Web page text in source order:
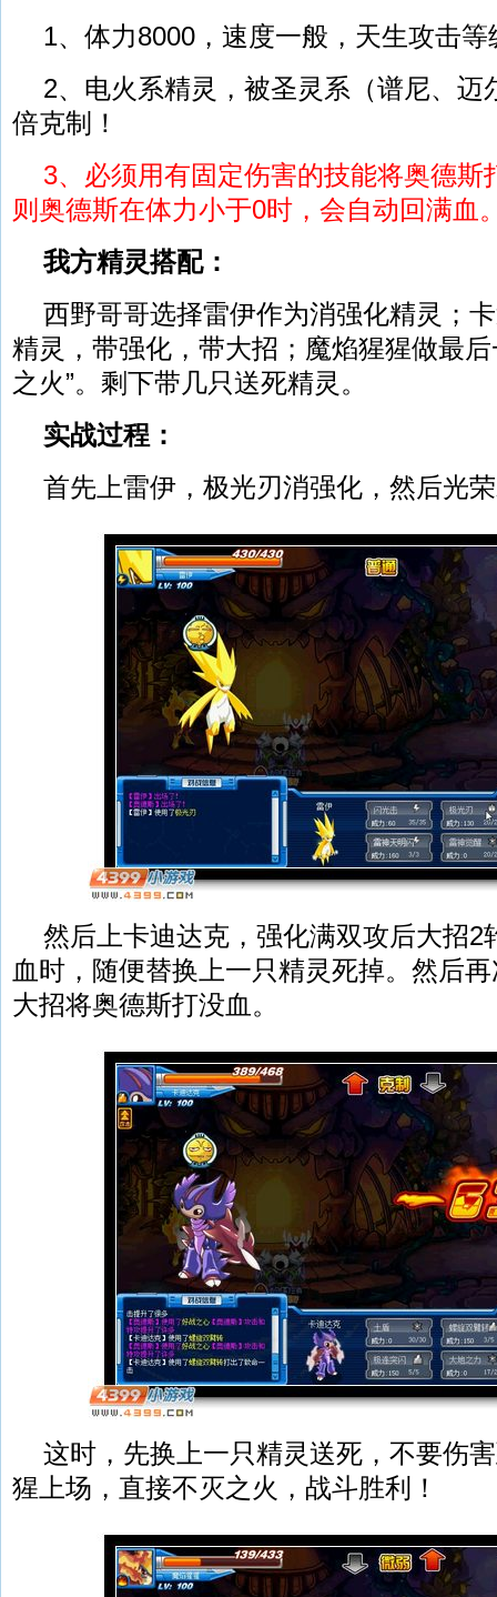
1、体力8000，速度一般，天生攻击等
2、电火系精灵，被圣灵系（谱尼、迈
倍克制！
3、必须用有固定伤害的技能将奥德斯
则奥德斯在体力小于0时，会自动回满血
我方精灵搭配：
西野哥哥选择雷伊作为消强化精灵；
精灵，带强化，带大招；魔焰猩猩做最
之火”。剩下带几只送死精灵。
实战过程：
首先上雷伊，极光刃消强化，然后光
然后上卡迪达克，强化满双攻后大招2
血时，随便替换上一只精灵死掉。然后
大招将奥德斯打没血。
这时，先换上一只精灵送死，不要伤
猩上场，直接不灭之火，战斗胜利！